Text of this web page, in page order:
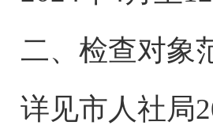
、检查对象
见市人社局